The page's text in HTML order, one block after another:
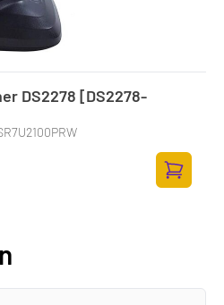
DS2278 [DS2278-